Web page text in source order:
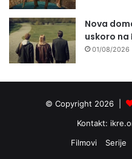
Nova
uskoro na
01/08/2026
© Copyright 2026 |
Kontakt:
Filmovi
Serije